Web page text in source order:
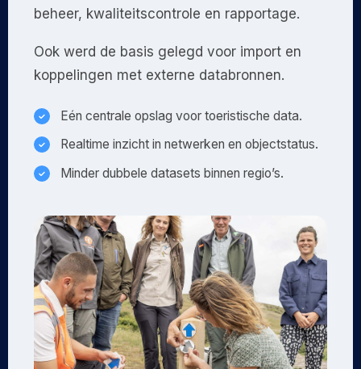
beheer, kwaliteitscontrole en rapportage.
Ook werd de basis gelegd voor import en
koppelingen met externe databronnen.
Eén centrale opslag voor toeristische data.
Realtime inzicht in netwerken en objectstatus.
Minder dubbele datasets binnen regio’s.